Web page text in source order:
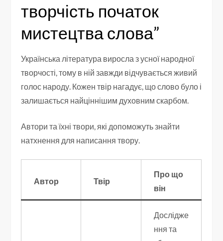
творчість початок
мистецтва слова”
Українська література виросла з усної народної
творчості, тому в ній завжди відчувається живий
голос народу. Кожен твір нагадує, що слово було і
залишається найціннішим духовним скарбом.
Автори та їхні твори, які допоможуть знайти
натхнення для написання твору.
Автор Твір
Про що
він
Дослідже
ння та